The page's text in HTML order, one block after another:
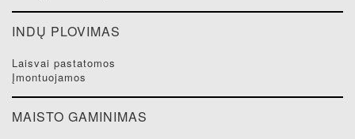
INDŲ PLOVIMAS
laisvai pastatomos
įmontuojamos
MAISTO GAMINIMAS